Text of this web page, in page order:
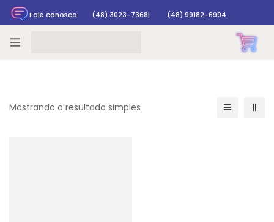
Fale conosco: (48) 3023-7368| (48) 99182-6994
Mostrando o resultado simples